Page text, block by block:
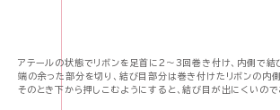
アテールの状態でリボンを足首に2〜3回巻き付け、内側で結び
端の余った部分を切り、結び目部分は巻き付けたリボンの内側
そのとき下から押しこむようにすると、結び目が出にくいので